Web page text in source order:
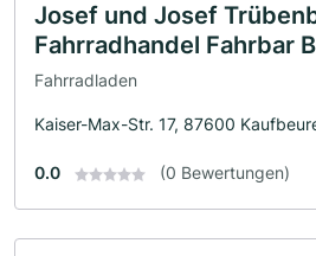
Josef und Josef
Fahrradhandel Fahrbar
Fahrradladen
Kaiser-Max-Str. 17, 87600
0.0 (0 Bewertungen)